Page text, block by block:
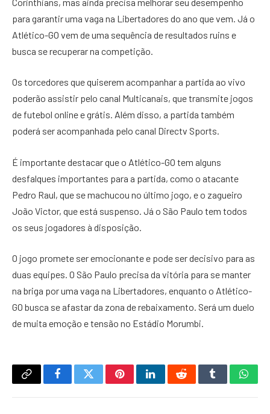
para garantir uma vaga na Libertadores do ano que vem. Já o
Atlético-GO vem de uma sequência de resultados ruins e
busca se recuperar na competição.
Os torcedores que quiserem acompanhar a partida ao vivo
poderão assistir pelo canal Multicanais, que transmite jogos
de futebol online e grátis. Além disso, a partida também
poderá ser acompanhada pelo canal Directv Sports.
É importante destacar que o Atlético-GO tem alguns
desfalques importantes para a partida, como o atacante
Pedro Raul, que se machucou no último jogo, e o zagueiro
João Victor, que está suspenso. Já o São Paulo tem todos
os seus jogadores à disposição.
O jogo promete ser emocionante e pode ser decisivo para as
duas equipes. O São Paulo precisa da vitória para se manter
na briga por uma vaga na Libertadores, enquanto o Atlético-
GO busca se afastar da zona de rebaixamento. Será um duelo
de muita emoção e tensão no Estádio Morumbi.
Copy
FacebookTwitterPinterestLinkedInRedditTumblr